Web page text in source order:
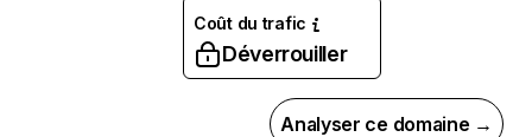
Coût du trafic
Déverrouiller
Analyser ce domaine →